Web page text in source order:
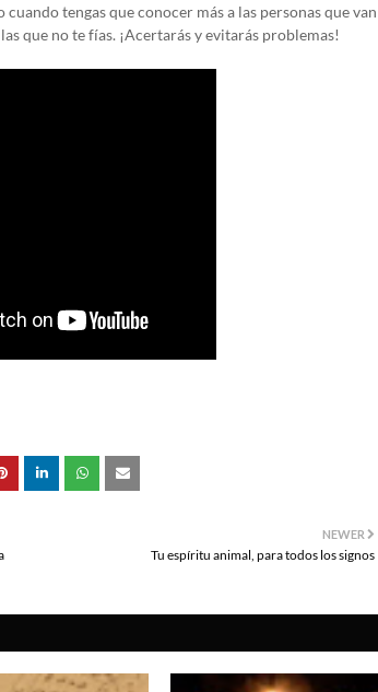
tengas que conocer más a las personas que van
que no te fías. ¡Acertarás y evitarás problemas!
NEWER
Tu espíritu animal, para todos los signos